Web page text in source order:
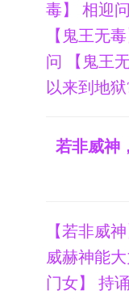
毒】 相迎
【鬼王无
问 【鬼王
以来到地
若非威神
【若非威
威赫神能
门女】 持